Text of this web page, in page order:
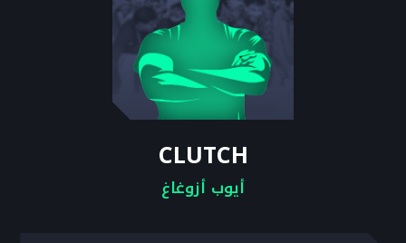
CLUTCH
أيوب أزوغاغ